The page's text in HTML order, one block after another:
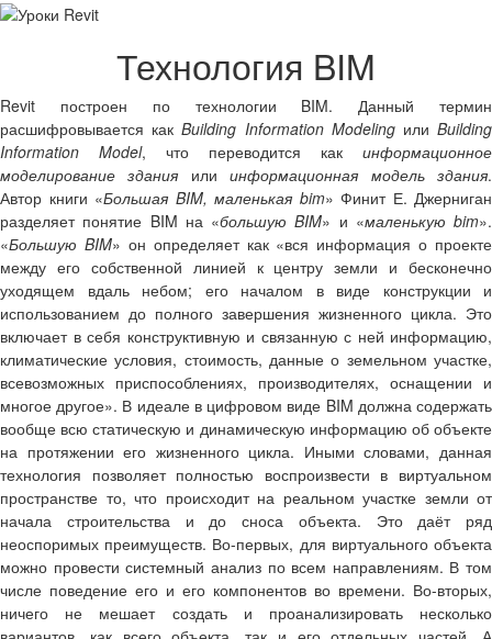
Технология BIM
Revit построен по технологии BIM. Данный термин
расшифровывается какBuilding Information Modeling илиBuilding
Information Model, что переводится как информационное
моделирование здания илиинформационная модель здания.
Автор книги «Большая BIM, маленькая bim» Финит Е. Джерниган
разделяет понятие BIM на «большую BIM» и «маленькую bim».
«Большую BIM» он определяет как «вся информация о проекте
между его собственной линией к центру земли и бесконечно
уходящем вдаль небом; его началом в виде конструкции и
использованием до полного завершения жизненного цикла. Это
включает в себя конструктивную и связанную с ней информацию,
климатические условия, стоимость, данные о земельном участке,
всевозможных приспособлениях, производителях, оснащении и
многое другое». В идеале в цифровом виде BIM должна содержать
вообще всю статическую и динамическую информацию об объекте
на протяжении его жизненного цикла. Иными словами, данная
технология позволяет полностью воспроизвести в виртуальном
пространстве то, что происходит на реальном участке земли от
начала строительства и до сноса объекта. Это даёт ряд
неоспоримых преимуществ. Во-первых, для виртуального объекта
можно провести системный анализ по всем направлениям. В том
числе поведение его и его компонентов во времени. Во-вторых,
ничего не мешает создать и проанализировать несколько